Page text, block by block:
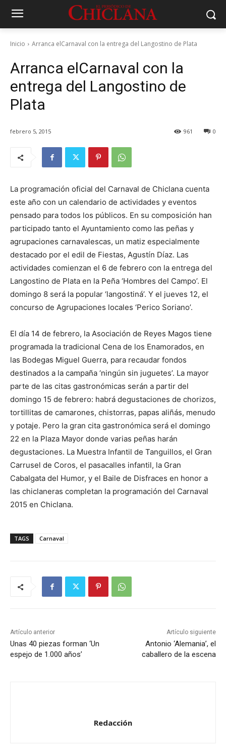
Inicio Arranca elCarnaval con la entrega del Langostino de Plata
Arranca elCarnaval con la
entrega del Langostino de
Plata
febrero 5, 2015 0
961
La programación oficial del Carnaval de Chiclana cuenta
este año con un calendario de actividades y eventos
pensado para todos los públicos. En su composición han
participado tanto el Ayuntamiento como las peñas y
agrupaciones carnavalescas, un matiz especialmente
destacado por el edil de Fiestas, Agustín Díaz. Las
actividades comienzan el 6 de febrero con la entrega del
Langostino de Plata en la Peña ‘Hombres del Campo’. El
domingo 8 será la popular ‘langostiná’. Y el jueves 12, el
concurso de Agrupaciones locales ‘Perico Soriano’.
El día 14 de febrero, la Asociación de Reyes Magos tiene
programada la tradicional Cena de los Enamorados, en
las Bodegas Miguel Guerra, para recaudar fondos
destinados a la campaña ‘ningún sin juguetes’. La mayor
parte de las citas gastronómicas serán a partir del
domingo 15 de febrero: habrá degustaciones de chorizos,
tortillitas de camarones, chistorras, papas aliñás, menudo
y potaje. Pero la gran cita gastronómica será el domingo
22 en la Plaza Mayor donde varias peñas harán
degustaciones. La Muestra Infantil de Tanguillos, el Gran
Carrusel de Coros, el pasacalles infantil, la Gran
Cabalgata del Humor, y el Baile de Disfraces en honor a
las chiclaneras completan la programación del Carnaval
2015 en Chiclana.
TAGS Carnaval
Artículo anterior
Unas 40 piezas forman ‘Un
espejo de 1.000 años’
Artículo siguiente
Antonio ‘Alemania’, el
caballero de la escena
Redacción